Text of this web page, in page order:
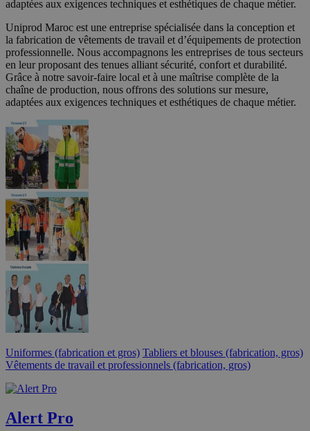
adaptées aux exigences techniques et esthétiques de chaque métier.
Uniprod Maroc est une entreprise spécialisée dans la conception et
la fabrication de vêtements de travail et d’équipements de protection
professionnelle. Nous accompagnons les entreprises de tous secteurs
en leur proposant des tenues alliant sécurité, confort et durabilité.
Grâce à notre savoir-faire local et à une maîtrise complète de la
chaîne de production, nous offrons des solutions sur mesure,
adaptées aux exigences techniques et esthétiques de chaque métier.
Uniformes (fabrication et gros) Tabliers et blouses (fabrication, gros)
Vêtements de travail et professionnels (fabrication, gros)
Alert Pro